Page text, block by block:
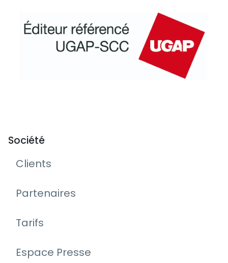
Société
Clients
Partenaires
Tarifs
Espace Presse